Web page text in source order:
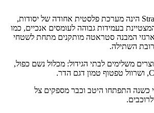
מערכת ארגזי המבנה Strata הינה מערכת פלסטית אחודה של יסודות,
בעמידות גבוהה לעומסים אנכיים, כמו
ארגזי המבנה סטראטה מותקנים מתחת לשטחי
השתילה.
משלימים לבתי הגידול: מכלול נשם כפול,
כשנה התפתחו היטב וכבר מספקים צל